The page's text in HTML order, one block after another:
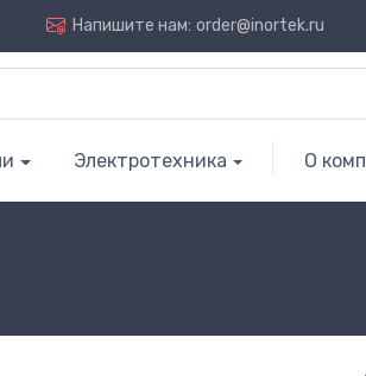
Напишите нам: order@inortek.ru
Электротехника О